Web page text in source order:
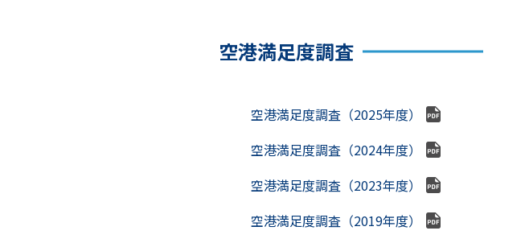
空港満足度調査
空港満足度調査（2025年度）
空港満足度調査（2024年度）
空港満足度調査（2023年度）
空港満足度調査（2019年度）